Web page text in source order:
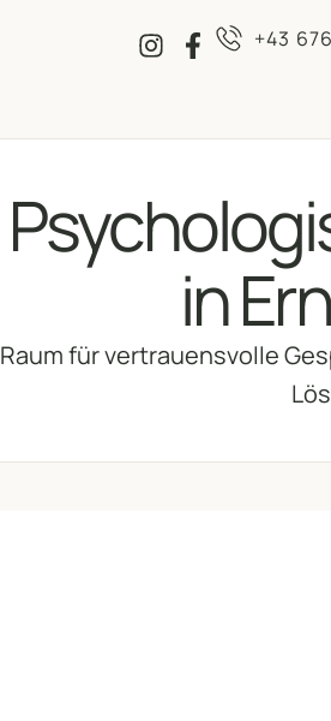
+43
in
Raum für vertrauensvolle